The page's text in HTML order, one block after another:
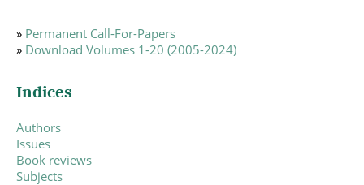
» Permanent Call-For-Papers
» Download Volumes 1-20 (2005-2024)
Indices
Authors
Issues
Book reviews
Subjects